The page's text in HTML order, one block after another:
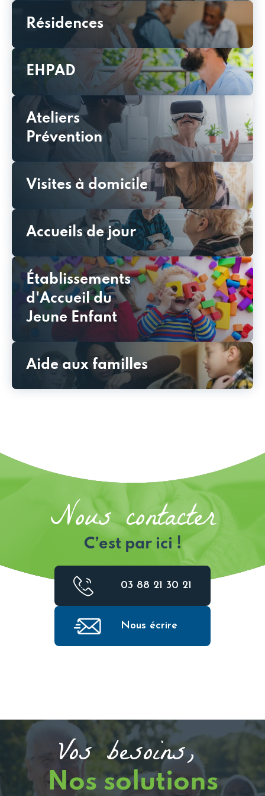
Résidences
EHPAD
Ateliers
Prévention
Visites à domicile
Accueils de jour
Établissements
d'Accueil du
Jeune Enfant
Aide aux familles
Nous contacter
C’est par ici !
03 88 21 30 21
Nous écrire
Vos besoins,
Nos solutions